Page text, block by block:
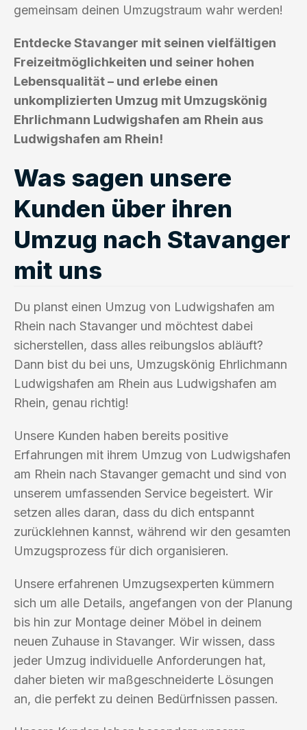
gemeinsam deinen Umzugstraum wahr werden!
Entdecke Stavanger mit seinen vielfältigen
Freizeitmöglichkeiten und seiner hohen
Lebensqualität – und erlebe einen
unkomplizierten Umzug mit Umzugskönig
Ehrlichmann Ludwigshafen am Rhein aus
Ludwigshafen am Rhein!
Was sagen unsere
Kunden über ihren
Umzug nach Stavanger
mit uns
Du planst einen Umzug von Ludwigshafen am
Rhein nach Stavanger und möchtest dabei
sicherstellen, dass alles reibungslos abläuft?
Dann bist du bei uns, Umzugskönig Ehrlichmann
Ludwigshafen am Rhein aus Ludwigshafen am
Rhein, genau richtig!
Unsere Kunden haben bereits positive
Erfahrungen mit ihrem Umzug von Ludwigshafen
am Rhein nach Stavanger gemacht und sind von
unserem umfassenden Service begeistert. Wir
setzen alles daran, dass du dich entspannt
zurücklehnen kannst, während wir den gesamten
Umzugsprozess für dich organisieren.
Unsere erfahrenen Umzugsexperten kümmern
sich um alle Details, angefangen von der Planung
bis hin zur Montage deiner Möbel in deinem
neuen Zuhause in Stavanger. Wir wissen, dass
jeder Umzug individuelle Anforderungen hat,
daher bieten wir maßgeschneiderte Lösungen
an, die perfekt zu deinen Bedürfnissen passen.